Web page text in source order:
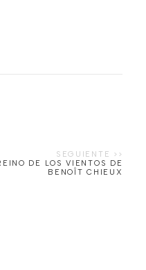
DE LOS VIENTOS DE
BENOÎT CHIEUX